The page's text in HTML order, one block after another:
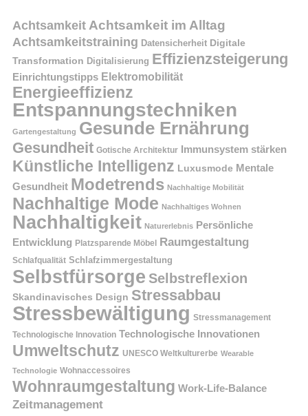
Achtsamkeit Achtsamkeit im Alltag
Achtsamkeitstraining Datensicherheit Digitale
Transformation Digitalisierung Effizienzsteigerung
Einrichtungstipps Elektromobilität
Energieeffizienz
Entspannungstechniken
Gartengestaltung Gesunde Ernährung
Gesundheit Gotische Architektur Immunsystem stärken
Künstliche Intelligenz Luxusmode Mentale
Gesundheit Modetrends Nachhaltige Mobilität
Nachhaltige Mode Nachhaltiges Wohnen
Nachhaltigkeit Naturerlebnis Persönliche
Entwicklung Platzsparende Möbel Raumgestaltung
Schlafqualität Schlafzimmergestaltung
Selbstfürsorge Selbstreflexion
Skandinavisches Design Stressabbau
Stressbewältigung Stressmanagement
Technologische Innovation Technologische Innovationen
Umweltschutz UNESCO Weltkulturerbe Wearable
Technologie Wohnaccessoires
Wohnraumgestaltung Work-Life-Balance
Zeitmanagement